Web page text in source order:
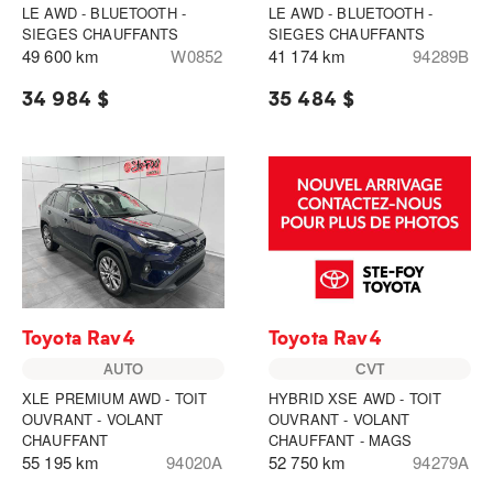
LE AWD - BLUETOOTH -
SIEGES CHAUFFANTS
49 600 km W0852
34 984 $
LE AWD - BLUETOOTH -
SIEGES CHAUFFANTS
41 174 km 94289B
35 484 $
Toyota Rav4
AUTO
XLE PREMIUM AWD - TOIT
OUVRANT - VOLANT
CHAUFFANT
55 195 km 94020A
Toyota Rav4
CVT
HYBRID XSE AWD - TOIT
OUVRANT - VOLANT
CHAUFFANT - MAGS
52 750 km 94279A